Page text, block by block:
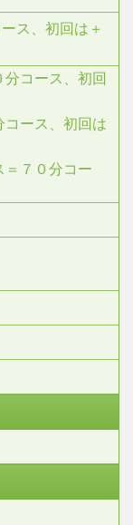
ス、初回は＋
コース、初回
コース、初回は
＝７０分コー